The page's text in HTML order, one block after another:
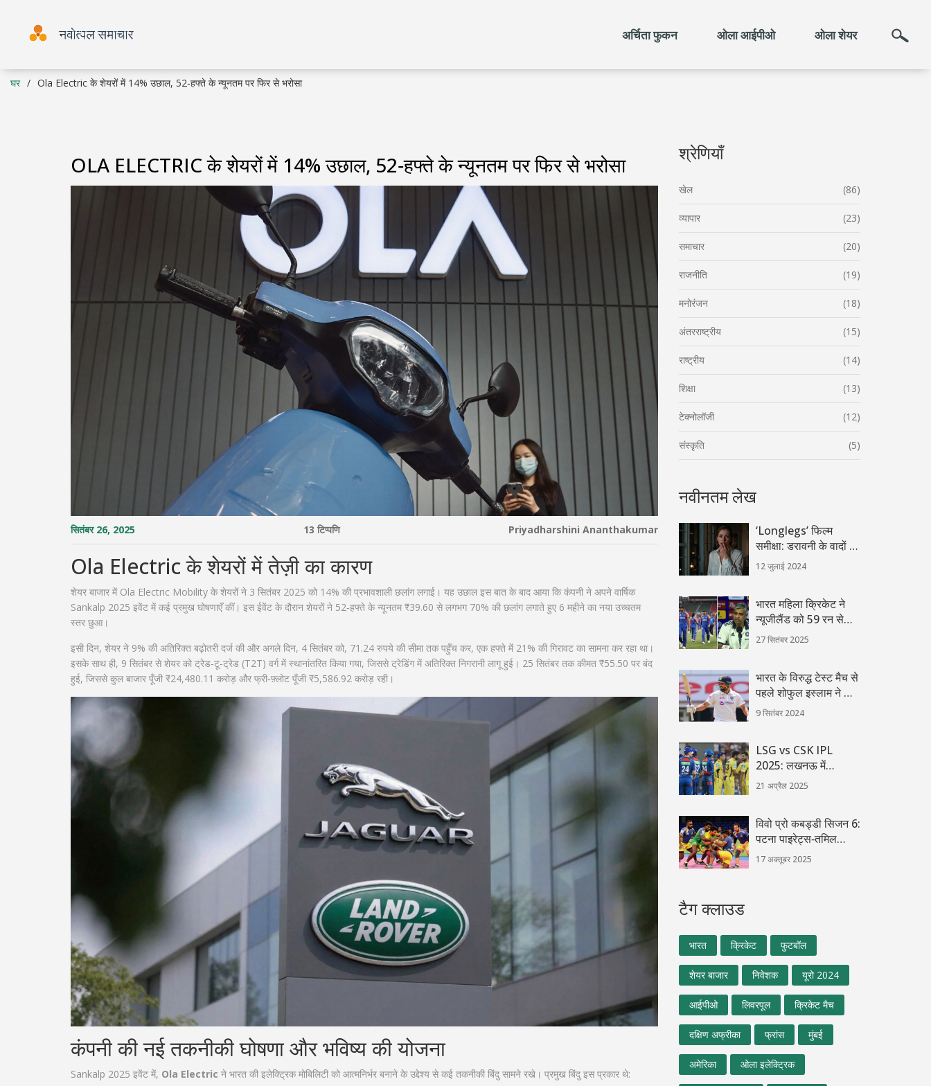
अर्चिता फुकन ओला आईपीओ ओला शेयर
घर Ola Electric के शेयरों में 14% उछाल, 52‑हफ्ते के न्यूनतम पर फिर से भरोसा
OLA ELECTRIC के शेयरों में 14% उछाल, 52‑हफ्ते के न्यूनतम पर फिर से भरोसा
सितंबर 26, 2025 13 टिप्पणि Priyadharshini Ananthakumar
Ola Electric के शेयरों में तेज़ी का कारण
शेयर बाजार में Ola Electric Mobility के शेयरों ने 3 सितंबर 2025 को 14% की प्रभावशाली छलांग लगाई। यह उछाल इस बात के बाद आया कि कंपनी ने अपने वार्षिक
Sankalp 2025 इवेंट में कई प्रमुख घोषणाएँ कीं। इस ईवेंट के दौरान शेयरों ने 52‑हफ्ते के न्यूनतम ₹39.60 से लगभग 70% की छलांग लगाते हुए 6 महीने का नया उच्चतम
स्तर छुआ।
इसी दिन, शेयर ने 9% की अतिरिक्त बढ़ोतरी दर्ज की और अगले दिन, 4 सितंबर को, 71.24 रुपये की सीमा तक पहुँच कर, एक हफ्ते में 21% की गिरावट का सामना कर रहा था।
इसके साथ ही, 9 सितंबर से शेयर को ट्रेड‑टू‑ट्रेड (T2T) वर्ग में स्थानांतरित किया गया, जिससे ट्रेडिंग में अतिरिक्त निगरानी लागू हुई। 25 सितंबर तक कीमत ₹55.50 पर बंद
हुई, जिससे कुल बाजार पूँजी ₹24,480.11 करोड़ और फ्री‑फ़्लोट पूँजी ₹5,586.92 करोड़ रही।
कंपनी की नई तकनीकी घोषणा और भविष्य की योजना
Sankalp 2025 इवेंट में, Ola Electric ने भारत की इलेक्ट्रिक मोबिलिटी को आत्मनिर्भर बनाने के उद्देश्य से कई तकनीकी बिंदु सामने रखे। प्रमुख बिंदु इस प्रकार थे:
श्रेणियाँ
खेल (86)
व्यापार (23)
समाचार (20)
राजनीति (19)
मनोरंजन (18)
अंतरराष्ट्रीय (15)
राष्ट्रीय (14)
शिक्षा (13)
टेक्नोलॉजी (12)
संस्कृति (5)
नवीनतम लेख
‘Longlegs’ फिल्म
समीक्षा: डरावनी के वादों पर
खरी नहीं उतरी, लेकिन
फिर भी दिलचस्प अनुभव
12 जुलाई 2024
भारत महिला क्रिकेट ने
न्यूजीलैंड को 59 रन से
हराया, पहली ODI में
27 सितंबर 2025
भारत के विरुद्ध टेस्ट मैच से
पहले शोफुल इस्लाम ने दी
चेतावनी, पाकिस्तान पर हुई
9 सितंबर 2024
LSG vs CSK IPL
2025: लखनऊ में
टकराएंगे सुपर जायंट्स और
सुपर किंग्स, कहां देखें
21 अप्रैल 2025
विवो प्रो कबड्डी सिजन 6:
पटना पाइरेट्स‑तमिल
थलाइवास का रोमांचक
35‑35 ड्रा
17 अक्तूबर 2025
टैग क्लाउड
भारत क्रिकेट फुटबॉल
शेयर बाजार निवेशक यूरो 2024
आईपीओ लिवरपूल क्रिकेट मैच
दक्षिण अफ्रीका फ्रांस मुंबई
अमेरिका ओला इलेक्ट्रिक